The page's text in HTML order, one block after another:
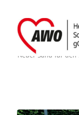
Startseite
Neuer Sand für